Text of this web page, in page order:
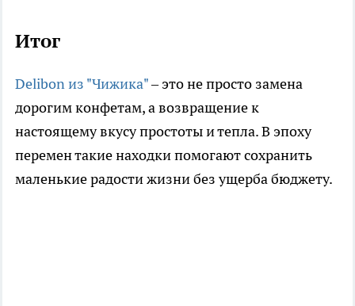
Итог
Delibon из "Чижика"– это не просто замена
дорогим конфетам, а возвращение к
настоящему вкусу простоты и тепла. В эпоху
перемен такие находки помогают сохранить
маленькие радости жизни без ущерба бюджету.